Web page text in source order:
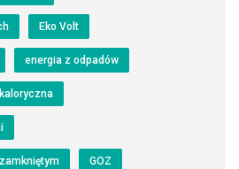
Eko Volt
energia z odpadów
GOZ